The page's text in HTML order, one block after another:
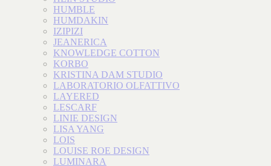
HUMBLE
HUMDAKIN
IZIPIZI
JEANERICA
KNOWLEDGE COTTON
KORBO
KRISTINA DAM STUDIO
LABORATORIO OLFATTIVO
LAYERED
LESCARF
LINIE DESIGN
LISA YANG
LOIS
LOUISE ROE DESIGN
LUMINARA